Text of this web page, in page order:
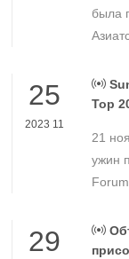
была
16
25
2023 11
Top
21
ужин
была
29